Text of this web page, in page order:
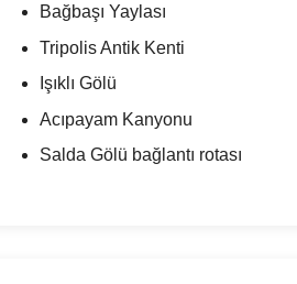
Bağbaşı Yaylası
Tripolis Antik Kenti
Işıklı Gölü
Acıpayam Kanyonu
Salda Gölü bağlantı rotası